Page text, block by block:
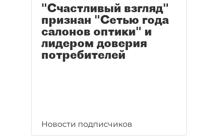
"Счастливый взгляд"
признан "Сетью года
салонов оптики" и
лидером доверия
потребителей
Новости подписчиков